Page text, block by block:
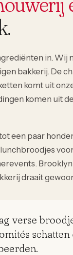
in. Wij
bakkerij. De
komt uit
komen uit
een paar
draait
verse
schatten